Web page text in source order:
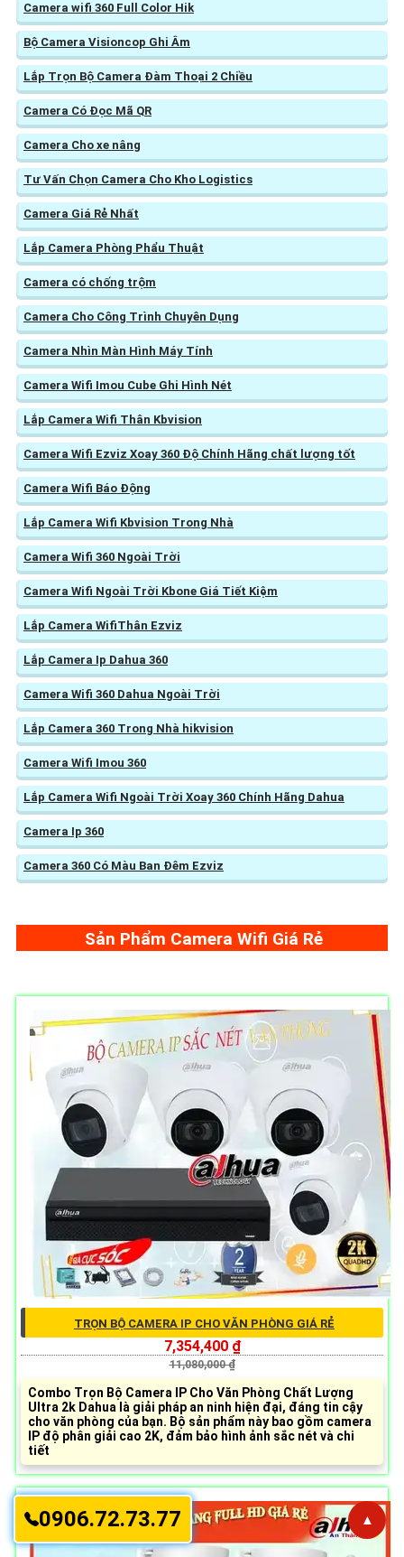
Camera wifi 360 Full Color Hik
Bộ Camera Visioncop Ghi Âm
Lắp Trọn Bộ Camera Đàm Thoại 2 Chiều
Camera Có Đọc Mã QR
Camera Cho xe nâng
Tư Vấn Chọn Camera Cho Kho Logistics
Camera Giá Rẻ Nhất
Lắp Camera Phòng Phẩu Thuật
Camera có chống trộm
Camera Cho Công Trình Chuyên Dụng
Camera Nhìn Màn Hình Máy Tính
Camera Wifi Imou Cube Ghi Hình Nét
Lắp Camera Wifi Thân Kbvision
Camera Wifi Ezviz Xoay 360 Độ Chính Hãng chất lượng tốt
Camera Wifi Báo Động
Lắp Camera Wifi Kbvision Trong Nhà
Camera Wifi 360 Ngoài Trời
Camera Wifi Ngoài Trời Kbone Giá Tiết Kiệm
Lắp Camera WifiThân Ezviz
Lắp Camera Ip Dahua 360
Camera Wifi 360 Dahua Ngoài Trời
Lắp Camera 360 Trong Nhà hikvision
Camera Wifi Imou 360
Lắp Camera Wifi Ngoài Trời Xoay 360 Chính Hãng Dahua
Camera Ip 360
Camera 360 Có Màu Ban Đêm Ezviz
Sản Phẩm Camera Wifi Giá Rẻ
TRỌN BỘ CAMERA IP CHO VĂN PHÒNG GIÁ RẺ
7,354,400 ₫
11,080,000 ₫
Combo Trọn Bộ Camera IP Cho Văn Phòng Chất Lượng
Ultra 2k Dahua là giải pháp an ninh hiện đại, đáng tin cậy
cho văn phòng của bạn. Bộ sản phẩm này bao gồm camera
IP độ phân giải cao 2K, đảm bảo hình ảnh sắc nét và chi
tiết
0906.72.73.77 ▲